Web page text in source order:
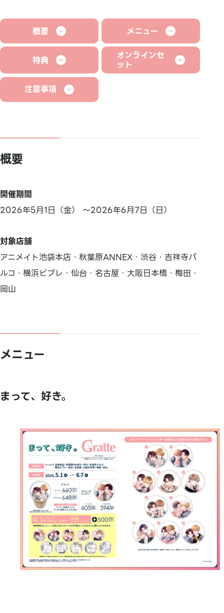
概要 メニュー
特典 オンラインセ
ット
注意事項
概要
開催期間
2026年5月1日（金） ～2026年6月7日（日）
対象店舗
アニメイト池袋本店・秋葉原ANNEX・渋谷・吉祥寺パ
ルコ・横浜ビブレ・仙台・名古屋・大阪日本橋・梅田・
岡山
メニュー
まって、好き。